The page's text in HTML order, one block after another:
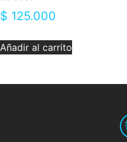
$ 125.000
Añadir al carrito